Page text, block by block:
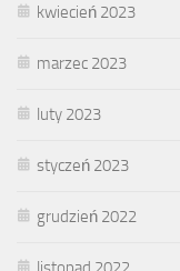
kwiecień 2023
marzec 2023
luty 2023
styczeń 2023
grudzień 2022